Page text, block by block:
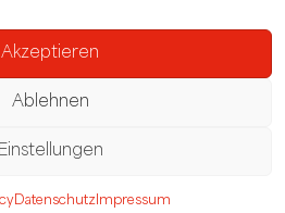
Akzeptieren
Ablehnen
Einstellungen
DatenschutzImpressum